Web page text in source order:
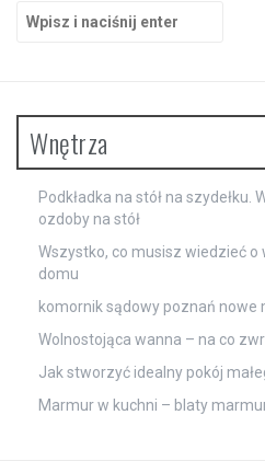
Wnętrza
Podkładka na stół na szydełku.
ozdoby na stół
Wszystko, co musisz wiedzieć o
domu
komornik sądowy poznań nowe
Wolnostojąca wanna – na co
Jak stworzyć idealny pokój
Marmur w kuchni – blaty